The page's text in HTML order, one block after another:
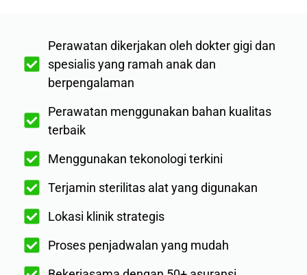
Perawatan dikerjakan oleh dokter gigi dan
spesialis yang ramah anak dan
berpengalaman
Perawatan menggunakan bahan kualitas
terbaik
Menggunakan tekonologi terkini
Terjamin sterilitas alat yang digunakan
Lokasi klinik strategis
Proses penjadwalan yang mudah